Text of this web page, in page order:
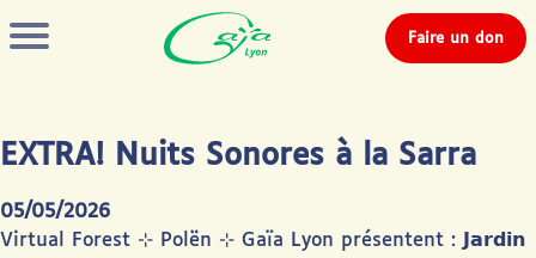
Faire un don
EXTRA! Nuits Sonores à la Sarra
05/05/2026
Virtual Forest ⊹ Polën ⊹ Gaïa Lyon présentent : 𝗝𝗮𝗿𝗱𝗶𝗻